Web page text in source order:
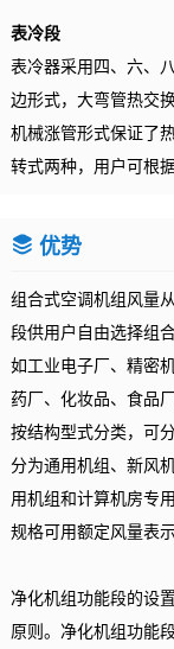
表冷段
表冷器采用四、六、
边形式，大弯管热交
机械涨管形式保证了
转式两种，用户可根
优势
组合式空调机组风量
段供用户自由选择组
如工业电子厂、精密
药厂、化妆品、食品
按结构型式分类，可
分为通用机组、新风
用机组和计算机房专
规格可用额定风量表
净化机组功能段的设
原则。净化机组功能